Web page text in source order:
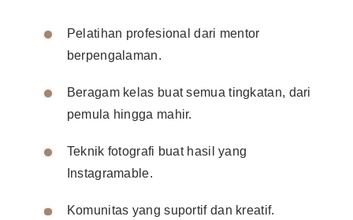
Pelatihan profesional dari mentor
berpengalaman.
Beragam kelas buat semua tingkatan, dari
pemula hingga mahir.
Teknik fotografi buat hasil yang
Instagramable.
Komunitas yang suportif dan kreatif.